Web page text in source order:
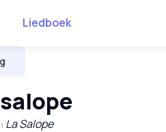
Liedboek
La Salope